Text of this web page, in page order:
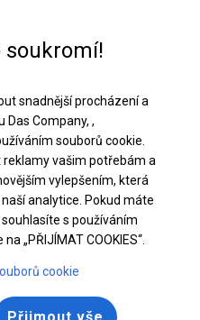
soukromí!
snadnější procházení a
Das Company, ,
souborů cookie.
vašim potřebám a
vylepšením, která
analytice. Pokud máte
s používáním
„PŘIJÍMAT COOKIES“.
cookie